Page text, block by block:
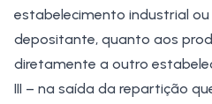
estabelecimento industrial
depositante, quanto aos
diretamente a outro
III – na saída da repartição